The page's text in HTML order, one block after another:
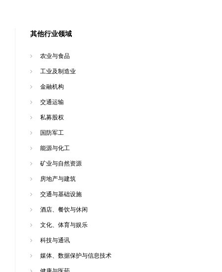
其他行业领域
农业与食品
工业及制造业
金融机构
交通运输
私募股权
国防军工
能源与化工
矿业与自然资源
房地产与建筑
交通与基础设施
酒店、餐饮与休闲
文化、体育与娱乐
科技与通讯
媒体、数据保护与信息技术